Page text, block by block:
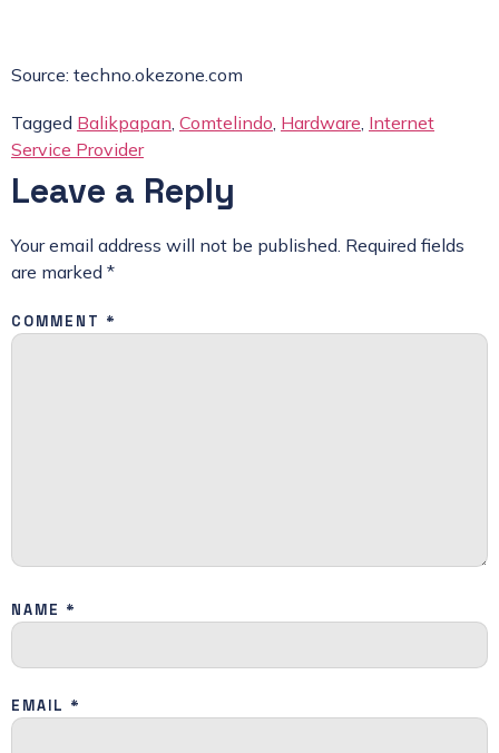
Source: techno.okezone.com
Tagged Balikpapan, Comtelindo, Hardware, Internet
Service Provider
Leave a Reply
Your email address will not be published. Required fields
are marked *
COMMENT *
NAME *
EMAIL *